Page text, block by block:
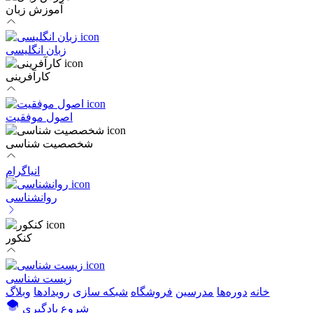
آموزش زبان
زبان انگلیسی
کارآفرینی
اصول موفقیت
شخصصیت شناسی
انیاگرام
روانشناسی
کنکور
زیست شناسی
خانه دوره‌ها مدرسین فروشگاه شبکه سازی رویداد‌ها وبلاگ
شروع یادگیری